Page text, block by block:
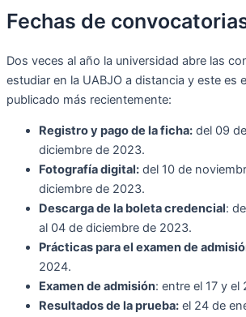
Fechas de
Dos veces al año la universidad abre las
estudiar en la UABJO a distancia y este es
publicado más recientemente:
Registro y pago de la ficha: del 09
diciembre de 2023.
Fotografía digital: del 10 de
diciembre de 2023.
Descarga de la boleta credencial:
al 04 de diciembre de 2023.
Prácticas para el examen de
2024.
Examen de admisión: entre el 17 y el
Resultados de la prueba: el 24 de